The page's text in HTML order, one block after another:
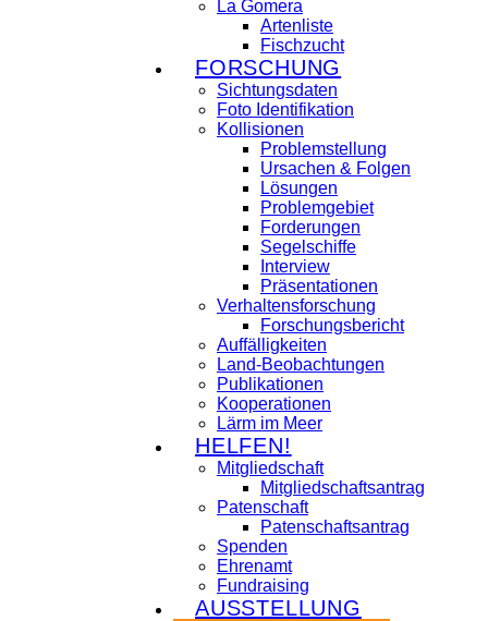
La Gomera
Artenliste
Fischzucht
FORSCHUNG
Sichtungsdaten
Foto Identifikation
Kollisionen
Problemstellung
Ursachen & Folgen
Lösungen
Problemgebiet
Forderungen
Segelschiffe
Interview
Präsentationen
Verhaltensforschung
Forschungsbericht
Auffälligkeiten
Land-Beobachtungen
Publikationen
Kooperationen
Lärm im Meer
HELFEN!
Mitgliedschaft
Mitgliedschaftsantrag
Patenschaft
Patenschaftsantrag
Spenden
Ehrenamt
Fundraising
AUSSTELLUNG